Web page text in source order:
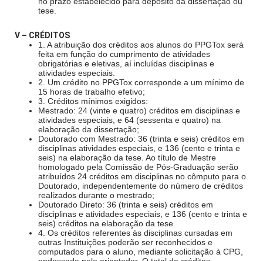
tese.
V – CRÉDITOS
1. A atribuição dos créditos aos alunos do PPGTox será
feita em função do cumprimento de atividades
obrigatórias e eletivas, aí incluídas disciplinas e
atividades especiais.
2. Um crédito no PPGTox corresponde a um mínimo de
15 horas de trabalho efetivo;
3. Créditos mínimos exigidos:
Mestrado: 24 (vinte e quatro) créditos em disciplinas e
atividades especiais, e 64 (sessenta e quatro) na
elaboração da dissertação;
Doutorado com Mestrado: 36 (trinta e seis) créditos em
disciplinas atividades especiais, e 136 (cento e trinta e
seis) na elaboração da tese. Ao título de Mestre
homologado pela Comissão de Pós-Graduação serão
atribuídos 24 créditos em disciplinas no cômputo para o
Doutorado, independentemente do número de créditos
realizados durante o mestrado;
Doutorado Direto: 36 (trinta e seis) créditos em
disciplinas e atividades especiais, e 136 (cento e trinta e
seis) créditos na elaboração da tese.
4. Os créditos referentes às disciplinas cursadas em
outras Instituições poderão ser reconhecidos e
computados para o aluno, mediante solicitação à CPG,